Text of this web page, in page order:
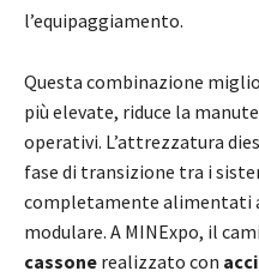
l’equipaggiamento.
Questa combinazione
più elevate, riduce la
operativi. L’attrezzatura
fase di transizione tra i
completamente alimentati
modulare. A MINExpo, il
cassone realizzato con